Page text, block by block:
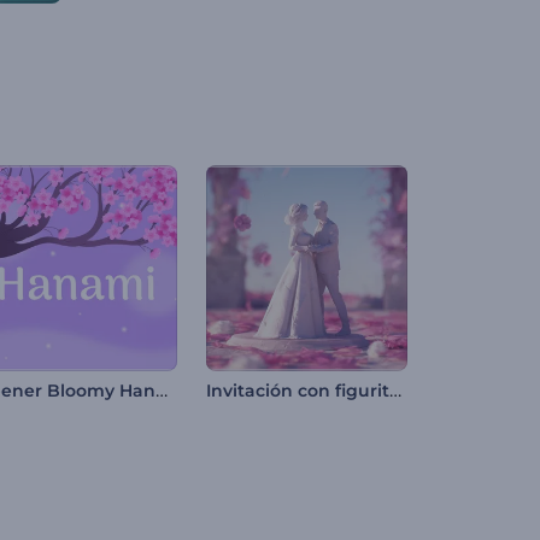
Opener Bloomy Hanami Invitación con figuritas de boda